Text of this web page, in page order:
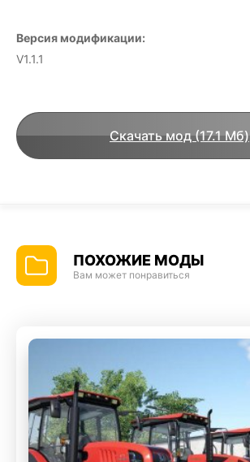
Версия модификации:
V1.1.1
Скачать мод (17.1 Мб)
ПОХОЖИЕ МОДЫ
Вам может понравиться